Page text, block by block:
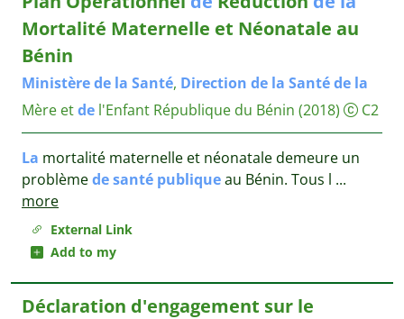
External Link
Add to my
Mortalité Maternelle et Néonatale au
Bénin
Ministèrede la Santé, Direction de la Santéde la
Mère etde l'Enfant République du Bénin (2018) C2
La mortalité maternelle et néonatale demeure un
problèmedesanté publiqueau Bénin. Tous l ...
more
Déclaration d'engagement sur le